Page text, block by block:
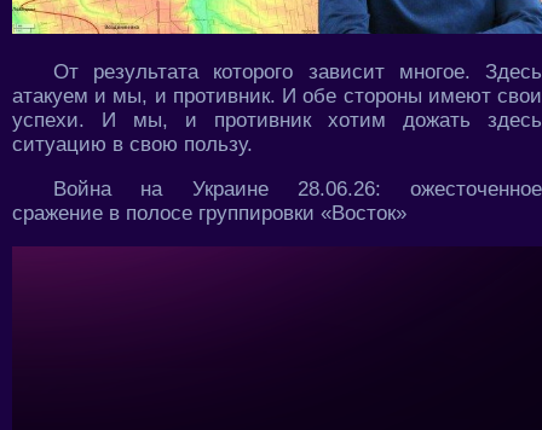
От результата которого зависит многое. Здесь
атакуем и мы, и противник. И обе стороны имеют свои
успехи. И мы, и противник хотим дожать здесь
ситуацию в свою пользу.
Война на Украине 28.06.26: ожесточенное
сражение в полосе группировки «Восток»